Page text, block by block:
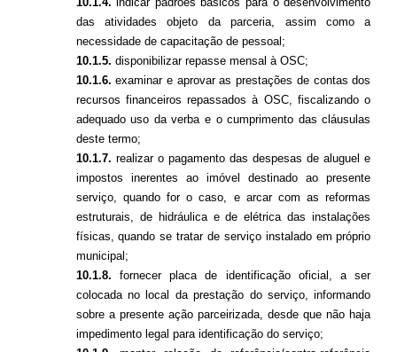
das atividades objeto da parceria, assim como a
necessidade de capacitação de pessoal;
10.1.5. disponibilizar repasse mensal à OSC;
10.1.6. examinar e aprovar as prestações de contas dos
recursos financeiros repassados à OSC, fiscalizando o
adequado uso da verba e o cumprimento das cláusulas
deste termo;
10.1.7. realizar o pagamento das despesas de aluguel e
impostos inerentes ao imóvel destinado ao presente
serviço, quando for o caso, e arcar com as reformas
estruturais, de hidráulica e de elétrica das instalações
físicas, quando se tratar de serviço instalado em próprio
municipal;
10.1.8. fornecer placa de identificação oficial, a ser
colocada no local da prestação do serviço, informando
sobre a presente ação parceirizada, desde que não haja
impedimento legal para identificação do serviço;